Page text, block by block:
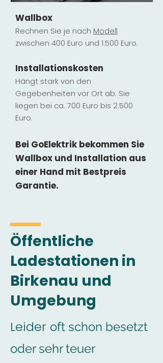
Wallbox
Rechnen Sie je nach Modell
zwischen 400 Euro und 1.500 Euro.
Installationskosten
Hängt stark von den
Gegebenheiten vor Ort ab. Sie
liegen bei ca. 700 Euro bis 2.500
Euro.
Bei GoElektrik bekommen Sie
Wallbox und Installation aus
einer Hand mit Bestpreis
Garantie.
Öffentliche
Ladestationen in
Birkenau und
Umgebung
Leider oft schon besetzt
oder sehr teuer